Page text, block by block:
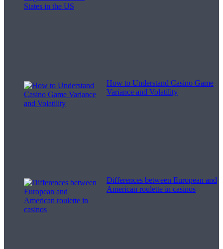
How to Understand Casino Game
Variance and Volatility
Differences between European and
American roulette in casinos